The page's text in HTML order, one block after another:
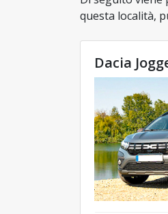
questa località,
Dacia